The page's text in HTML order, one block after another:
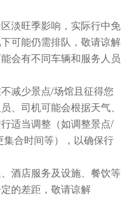
不含税费、度假旅游费，
别关注酒店提醒！
淡旺季影响，实际行中免
可能仍需排队，敬请谅解
会有不同车辆和服务人员
减少景点/场馆且征得您
、司机可能会根据天气、
适当调整（如调整景点/
合时间等），以确保行
酒店服务及设施、餐饮等
的差距，敬请谅解